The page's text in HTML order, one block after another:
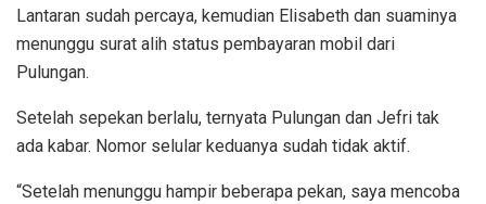
Lantaran sudah percaya, kemudian Elisabeth dan suaminya
menunggu surat alih status pembayaran mobil dari
Pulungan.
Setelah sepekan berlalu, ternyata Pulungan dan Jefri tak
ada kabar. Nomor selular keduanya sudah tidak aktif.
“Setelah menunggu hampir beberapa pekan, saya mencoba